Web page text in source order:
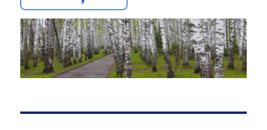
JUSTEȚE